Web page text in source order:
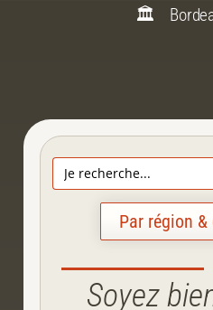
🏛️
Search
for:
Par région
Soyez